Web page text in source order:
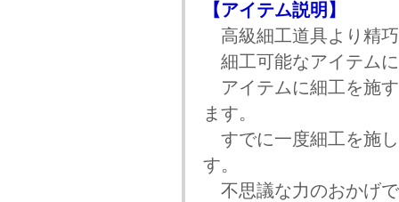
【アイテム説明】
高級細工道具より精
細工可能なアイテム
アイテムに細工を施
ます。
すでに一度細工を施
す。
不思議な力のおかげ